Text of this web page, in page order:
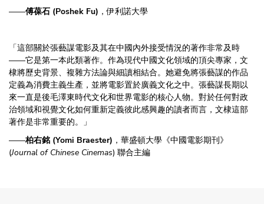
——傅葆石 (Poshek Fu) ，伊利諾大學
「這部關於張藝謀電影及其在中國內外接受情況的著作非常及時
——它是第一本此類著作。作為現代中國文化領域的頂尖專家，文
棣將歷史背景、複雜方法論與細讀相結合。她避免將張藝謀的作品
定義為消費主義生產，並將電影置於廣義文化之中。張藝謀長期以
來一直是後毛澤東時代文化和世界電影的核心人物。對於任何對政
治領域和視覺文化如何重新定義彼此感興趣的讀者而言，文棣這部
著作是非常重要的。」
——柏右銘 (Yomi Braester) ，華盛頓大學《中國電影期刊》
(Journal of Chinese Cinemas) 聯合主編